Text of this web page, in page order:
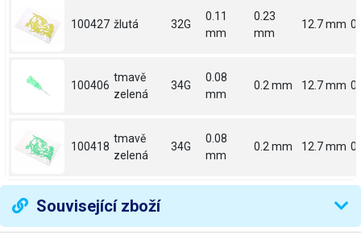
100427 žlutá 32G
0.11
mm
0.23
mm
12.7 mm
100406
tmavě
zelená
34G
0.08
mm
0.2 mm 12.7 mm
100418
tmavě
zelená
34G
0.08
mm
0.2 mm 12.7 mm
Související zboží